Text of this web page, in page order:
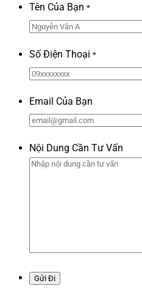
Tên Của Bạn *
Số Điện Thoại *
Email Của Bạn
Nội Dung Cần Tư Vấn